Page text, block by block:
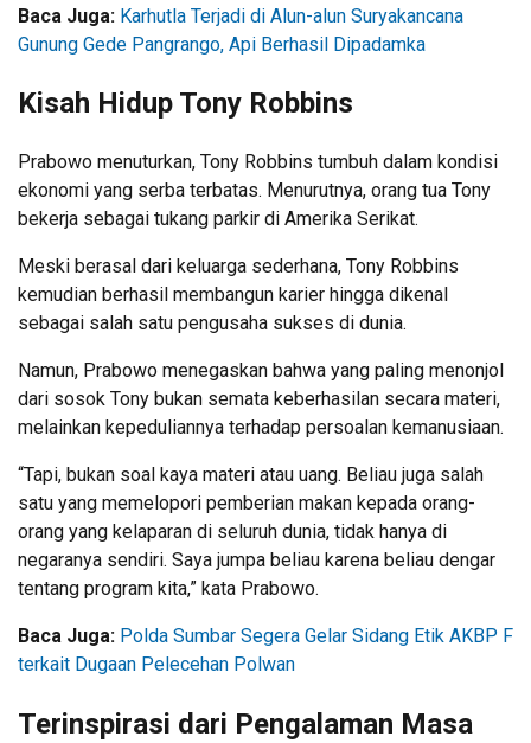
Baca Juga: Karhutla Terjadi di Alun-alun Suryakancana
Gunung Gede Pangrango, Api Berhasil Dipadamka
Kisah Hidup Tony Robbins
Prabowo menuturkan, Tony Robbins tumbuh dalam kondisi
ekonomi yang serba terbatas. Menurutnya, orang tua Tony
bekerja sebagai tukang parkir di Amerika Serikat.
Meski berasal dari keluarga sederhana, Tony Robbins
kemudian berhasil membangun karier hingga dikenal
sebagai salah satu pengusaha sukses di dunia.
Namun, Prabowo menegaskan bahwa yang paling menonjol
dari sosok Tony bukan semata keberhasilan secara materi,
melainkan kepeduliannya terhadap persoalan kemanusiaan.
“Tapi, bukan soal kaya materi atau uang. Beliau juga salah
satu yang memelopori pemberian makan kepada orang-
orang yang kelaparan di seluruh dunia, tidak hanya di
negaranya sendiri. Saya jumpa beliau karena beliau dengar
tentang program kita,” kata Prabowo.
Baca Juga: Polda Sumbar Segera Gelar Sidang Etik AKBP F
terkait Dugaan Pelecehan Polwan
Terinspirasi dari Pengalaman Masa